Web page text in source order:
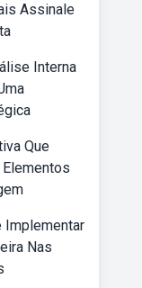
Assinale
Interna
Que
Implementar
Nas